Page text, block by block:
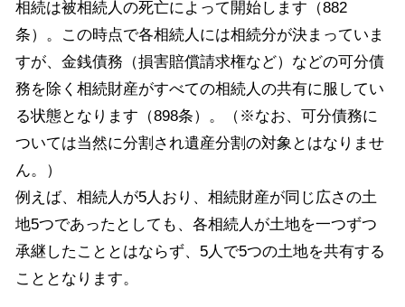
相続は被相続人の死亡によって開始します（882
条）。この時点で各相続人には相続分が決まっていま
すが、金銭債務（損害賠償請求権など）などの可分債
務を除く相続財産がすべての相続人の共有に服してい
る状態となります（898条）。（※なお、可分債務に
ついては当然に分割され遺産分割の対象とはなりませ
ん。）
例えば、相続人が5人おり、相続財産が同じ広さの土
地5つであったとしても、各相続人が土地を一つずつ
承継したこととはならず、5人で5つの土地を共有する
こととなります。